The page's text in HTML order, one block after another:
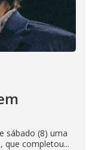
sábado (8) uma
que completou...